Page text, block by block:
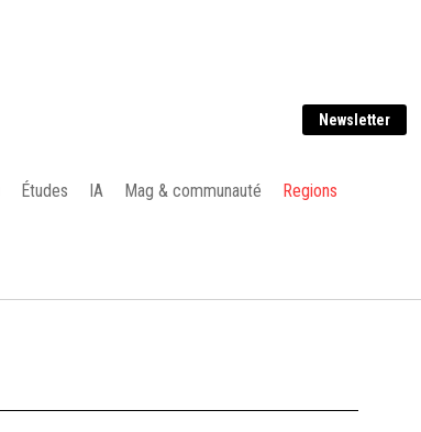
Newsletter
Études IA Mag & communauté Regions